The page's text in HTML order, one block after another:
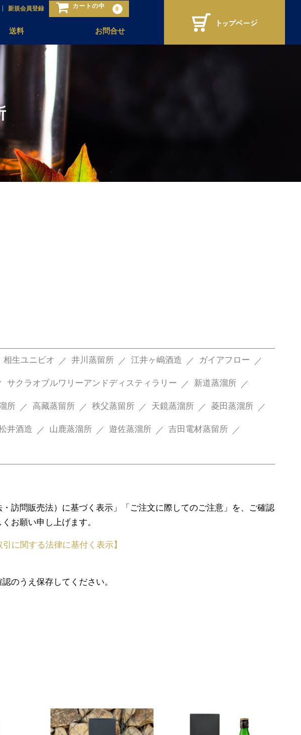
新規会員登録 カートの中 0
送料 お問合せ
相生ユニビオ 井川蒸留所 江井ヶ嶋酒造 ガイアフロー
サクラオブルワリーアンドディスティラリー 新道蒸溜所
所 高藏蒸留所 秩父蒸留所 天鏡蒸溜所 菱田蒸溜所
井酒造 山鹿蒸溜所 遊佐蒸溜所 吉田電材蒸留所
訪問販売法）に基づく表示」「ご注文に際してのご注意」を、ご確認
お願い申し上げます。
引に関する法律に基付く表示】
のうえ保存してください。